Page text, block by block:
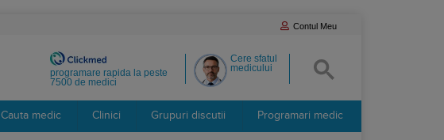
Contul Meu
Cere sfatul
medicului
programare rapida la peste
7500 de medici
Cauta medic Clinici Grupuri discutii Programari medic